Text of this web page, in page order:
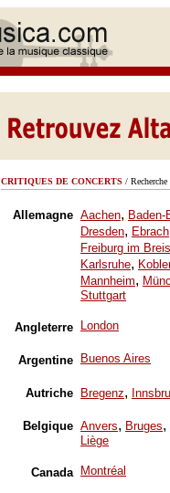
CRITIQUES DE CONCERTS /
Allemagne Aachen, Baden-
Dresden, Ebrach
Freiburg im
Karlsruhe,
Mannheim,
Stuttgart
Angleterre London
Argentine Buenos Aires
Autriche Bregenz,
Belgique Anvers, Bruges,
Liège
Canada Montréal